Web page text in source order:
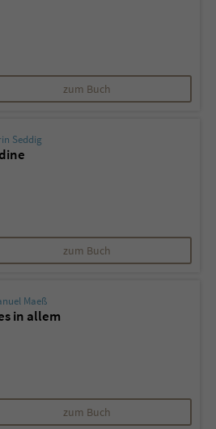
zum Buch
Seddig
zum Buch
Maeß
in allem
zum Buch